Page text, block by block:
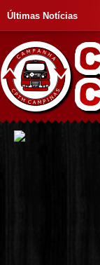
Últimas Notícias